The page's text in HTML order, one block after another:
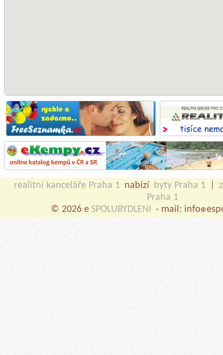
realitní kanceláře Praha 1 nabízí byty Praha 1
Praha 1
© 2026 e SPOLUBYDLENI - mail: info